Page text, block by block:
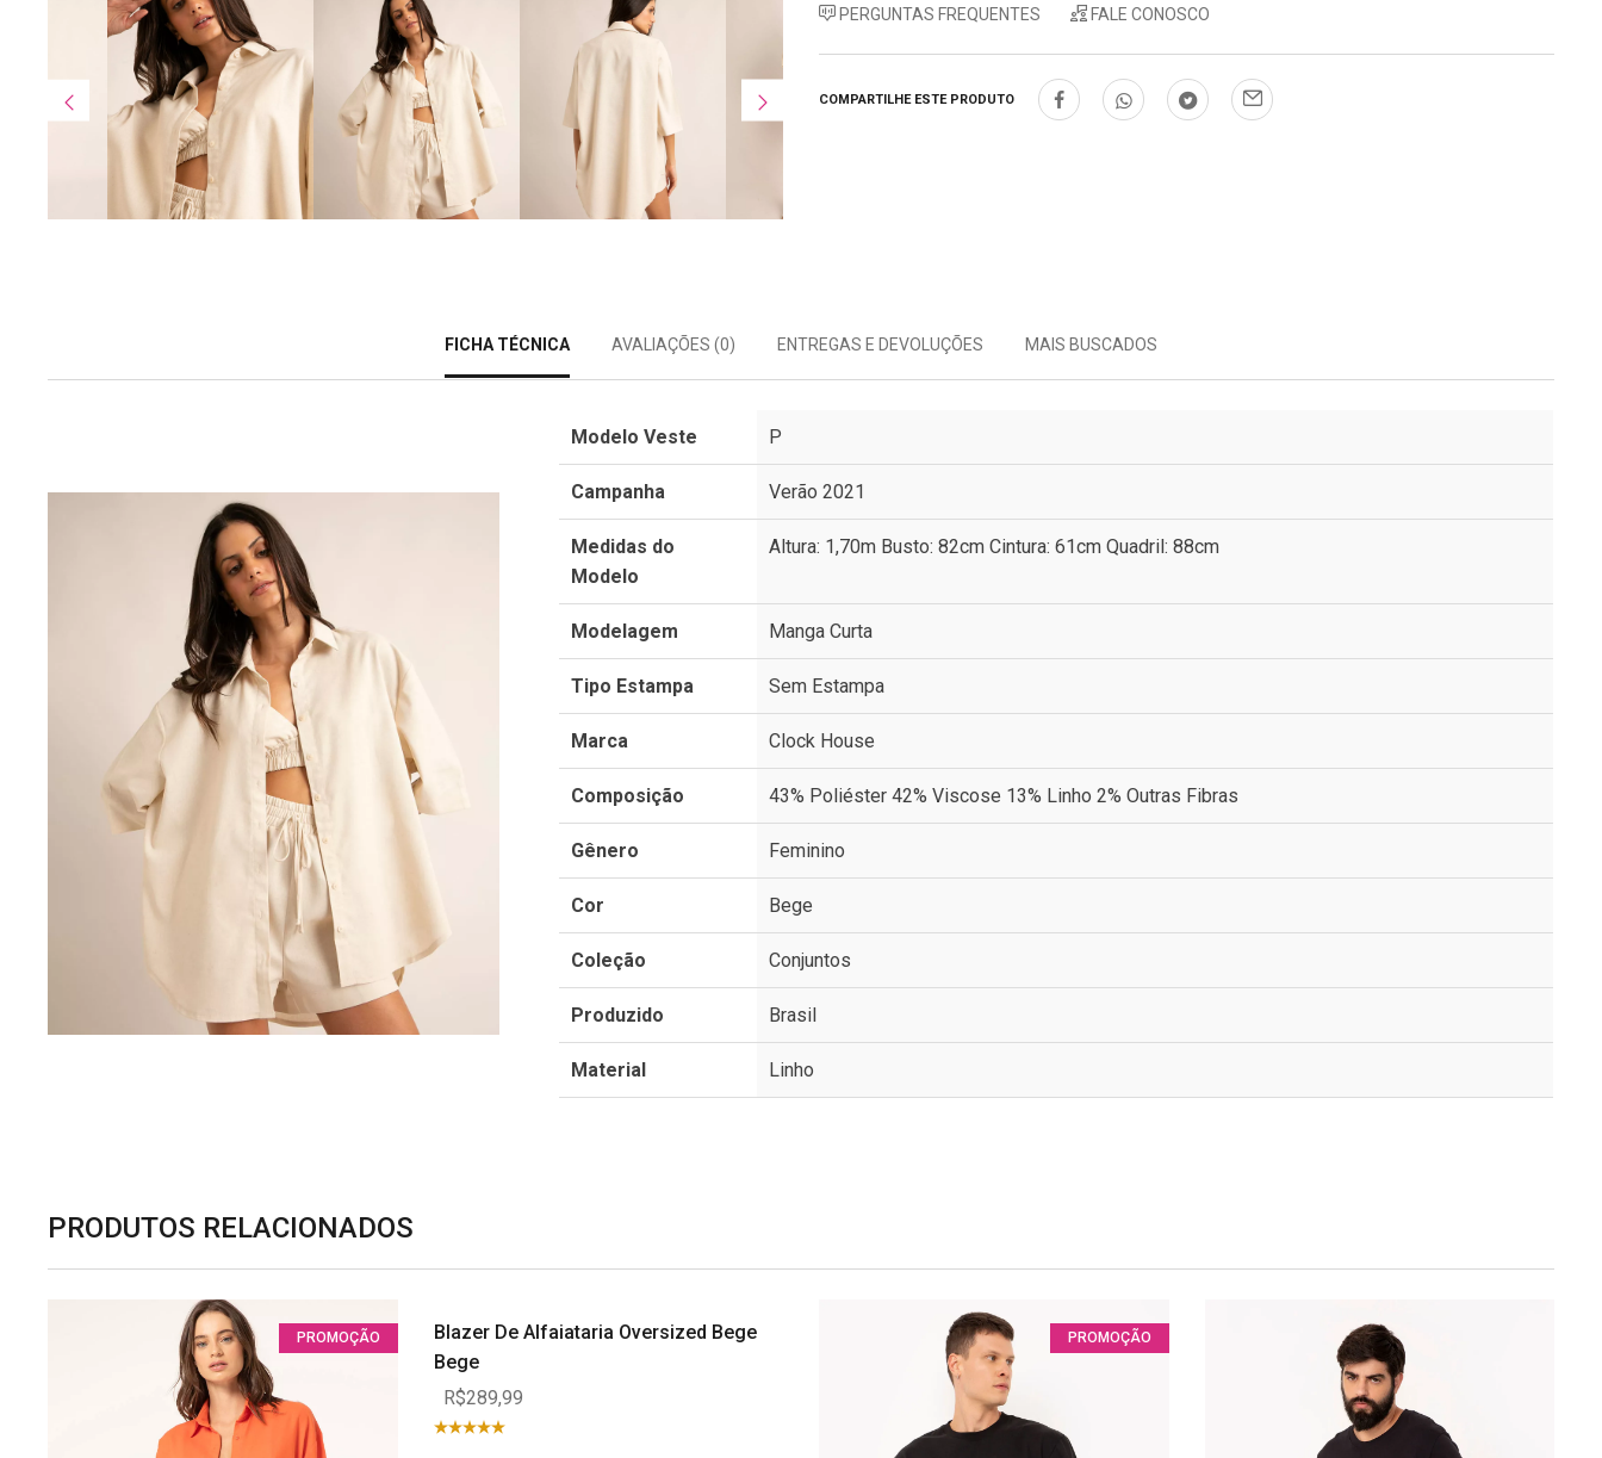
PERGUNTAS FREQUENTES FALE CONOSCO
COMPARTILHE ESTE PRODUTO
FICHA TÉCNICA AVALIAÇÕES (0) ENTREGAS E DEVOLUÇÕES MAIS BUSCADOS
Modelo Veste P
Campanha Verão 2021
Medidas do
Modelo
Altura: 1,70m Busto: 82cm Cintura: 61cm Quadril: 88cm
Modelagem Manga Curta
Tipo Estampa Sem Estampa
Marca Clock House
Composição 43% Poliéster 42% Viscose 13% Linho 2% Outras Fibras
Gênero Feminino
Cor Bege
Coleção Conjuntos
Produzido Brasil
Material Linho
PRODUTOS RELACIONADOS
PROMOÇÃO
Blazer De Alfaiataria Oversized Bege
Bege
R$289,99
PROMOÇÃO